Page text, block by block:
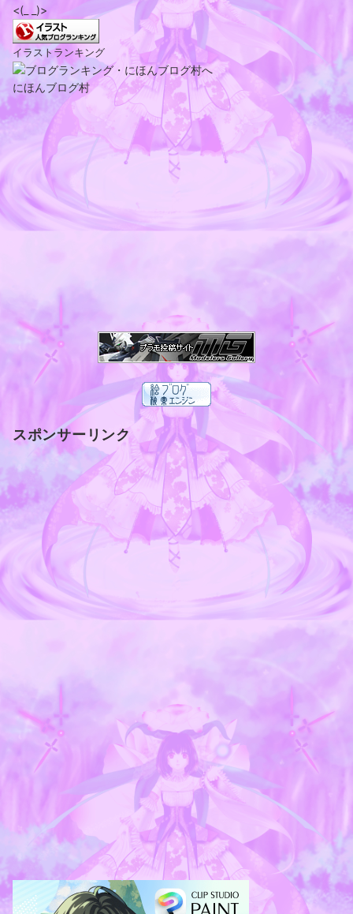
<(_ _)>
イラストランキング
にほんブログ村
スポンサーリンク